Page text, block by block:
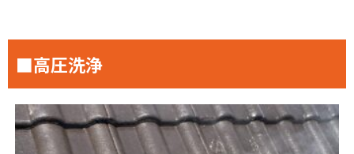
■高圧洗浄